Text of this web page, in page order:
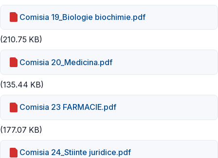
Comisia 19_Biologie biochimie.pdf
(210.75 KB)
Comisia 20_Medicina.pdf
(135.44 KB)
Comisia 23 FARMACIE.pdf
(177.07 KB)
Comisia 24_Stiinte juridice.pdf